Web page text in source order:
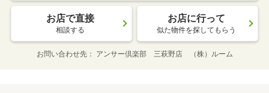
お店で直接
相談する
お店に行って
似た物件を探してもらう
お問い合わせ先 アンサー倶楽部 三萩野店 （株）ルーム